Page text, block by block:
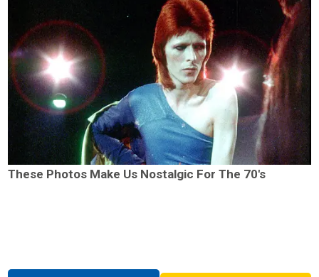
These Photos Make Us Nostalgic For The 70's